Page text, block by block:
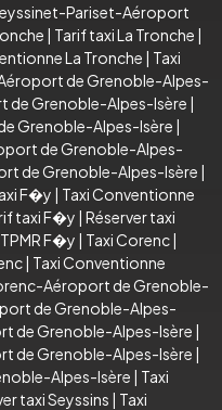
Pariset-Aéroport
| Tarif taxi La Tronche |
La Tronche | Taxi
de Grenoble-Alpes-
de Grenoble-Alpes-Isère |
Grenoble-Alpes-Isère |
de Grenoble-Alpes-
de Grenoble-Alpes-Isère |
F�y | Taxi Conventionne
taxi F�y | Réserver taxi
F�y | Taxi Corenc|
| Taxi Conventionne
Aéroport de Grenoble-
de Grenoble-Alpes-
de Grenoble-Alpes-Isère |
de Grenoble-Alpes-Isère |
Alpes-Isère | Taxi
taxi Seyssins | Taxi